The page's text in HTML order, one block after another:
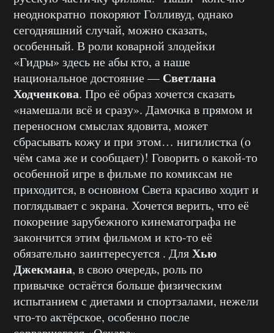
неоднократно покоряют Голливуд, однако
сегодняшний случай, можно сказать,
особенный. В роли коварной злодейки
«Гидры» здесь не абы кто, а наше
национальное достояние — Светлана
Ходченкова. Про её образ хочется сказать
«намешали всё и сразу». Дамочка в прямом и
переносном смыслах ядовита, может
сбрасывать кожу и при этом… нигилистка (о
чём сама же и сообщает)! Говорить о какой-то
особенной игре в фильме по комиксам не
приходится, в основном Света красиво ходит и
поглядывает с экрана. Хочется верить, что её
покорение зарубежного кинематографа не
закончится этим фильмом и кто-то её
обязательно заинтересуется . ДляХью
Джекмана, в свою очередь, роль по
привычке остаётся больше физическим
испытанием с диетами и спортзалами, нежели
что-то актёрское, особенно после